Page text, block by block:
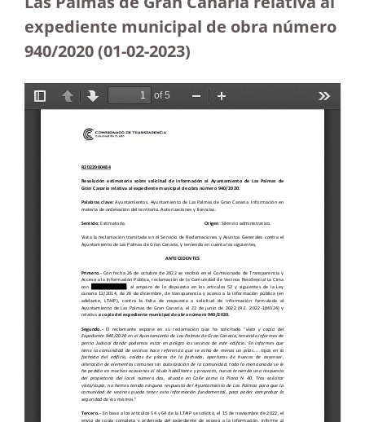
expediente municipal de obra número
940/2020 (01-02-2023)